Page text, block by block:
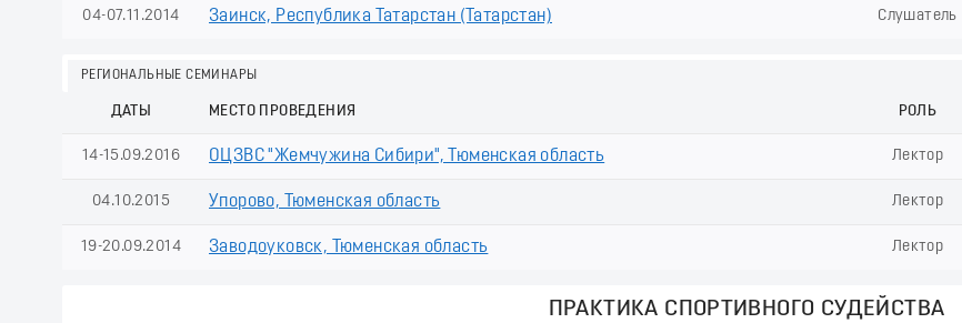
04-07.11.2014 Заинск, Республика Татарстан (Татарстан) Слушатель
РЕГИОНАЛЬНЫЕ СЕМИНАРЫ
ДАТЫ МЕСТО ПРОВЕДЕНИЯ РОЛЬ
14-15.09.2016 ОЦЗВС "Жемчужина Сибири", Тюменская область Лектор
04.10.2015 Упорово, Тюменская область Лектор
19-20.09.2014 Заводоуковск, Тюменская область Лектор
ПРАКТИКА СПОРТИВНОГО СУДЕЙСТВА